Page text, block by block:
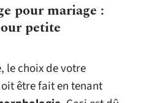
pour mariage :
petite
le choix de votre
être fait en tenant